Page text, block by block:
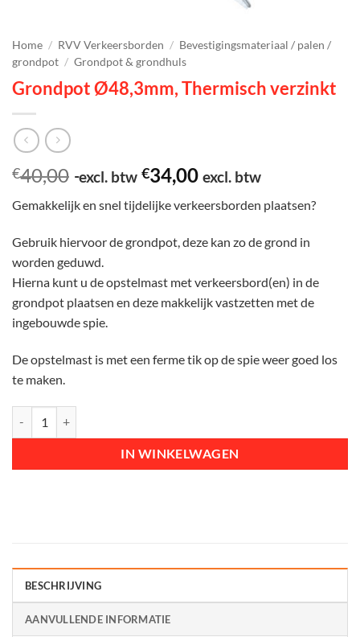
Home / RVV Verkeersborden / Bevestigingsmateriaal / palen /
grondpot / Grondpot & grondhuls
Grondpot Ø48,3mm, Thermisch verzinkt
€40,00 excl. btw €34,00 excl. btw
Gemakkelijk en snel tijdelijke verkeersborden plaatsen?
Gebruik hiervoor de grondpot, deze kan zo de grond in
worden geduwd.
Hierna kunt u de opstelmast met verkeersbord(en) in de
grondpot plaatsen en deze makkelijk vastzetten met de
ingebouwde spie.
De opstelmast is met een ferme tik op de spie weer goed los
te maken.
IN WINKELWAGEN
BESCHRIJVING
AANVULLENDE INFORMATIE